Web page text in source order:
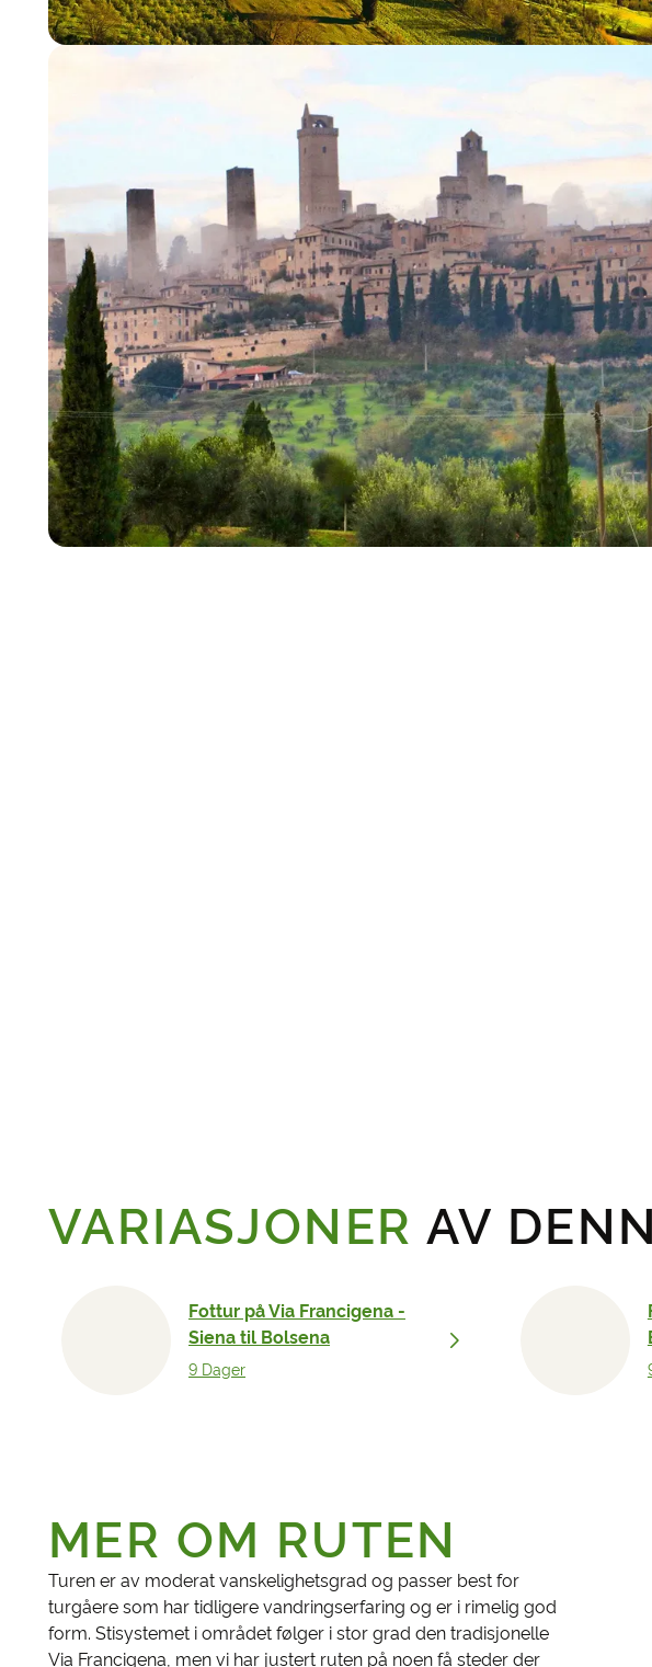
VARIASJONER AV
Fottur på Via Francigena -
Siena til Bolsena
9 Dager
MER OM RUTEN
Turen er av moderat vanskelighetsgrad og passer best for
turgåere som har tidligere vandringserfaring og er i rimelig god
form. Stisystemet i området følger i stor grad den tradisjonelle
Via Francigena, men vi har justert ruten på noen få steder der